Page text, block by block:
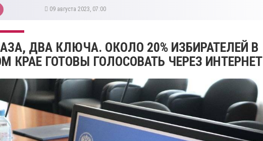
09 августа 2023, 07:00
ДВА КЛЮЧА. ОКОЛО 20% ИЗБИРАТЕЛЕЙ В
КРАЕ ГОТОВЫ ГОЛОСОВАТЬ ЧЕРЕЗ ИНТЕРНЕТ